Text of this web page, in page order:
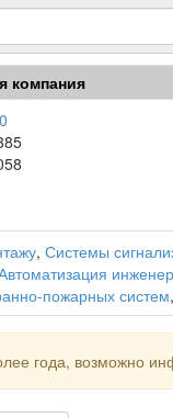
компания
, Системы
пожарных систем
года, возможно